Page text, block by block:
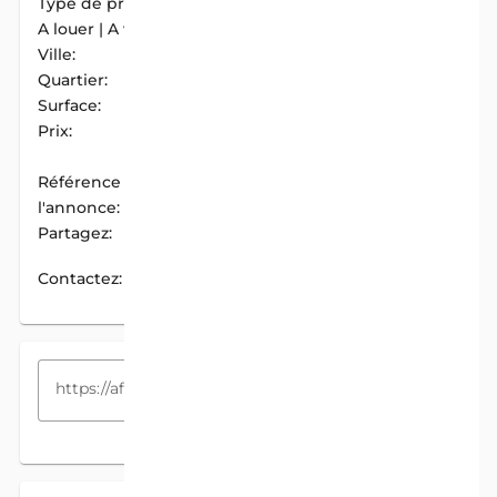
A louer | A vendre:
Ville:
Quartier:
Surface:
Prix:
Référence de
l'annonce:
Partagez:
Contactez: